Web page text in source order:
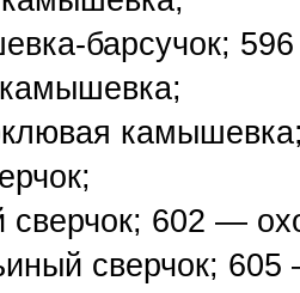
барсучок;
602 —
сверчок;